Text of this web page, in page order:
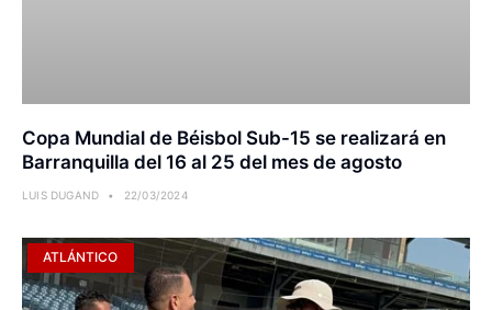
Copa Mundial de Béisbol Sub-15 se realizará en
Barranquilla del 16 al 25 del mes de agosto
LUIS DUGAND 22/03/2024
ATLÁNTICO